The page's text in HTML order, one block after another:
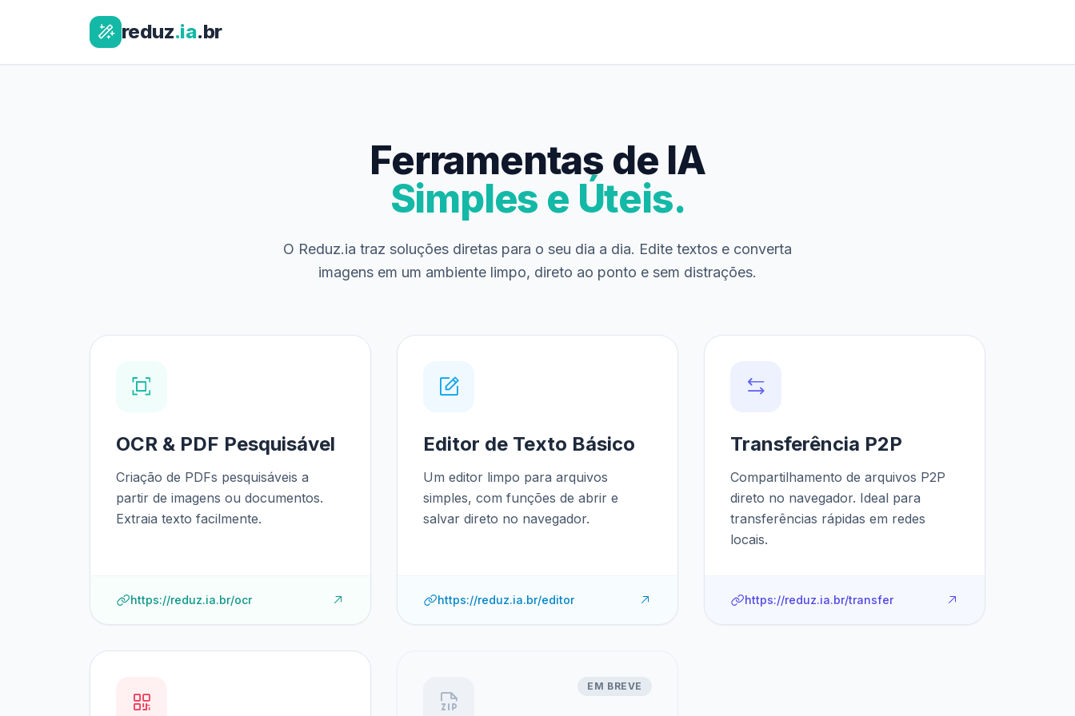
reduz.ia.br
Ferramentas de IA
Simples e Úteis.
O Reduz.ia traz soluções diretas para o seu dia a dia. Edite textos e converta
imagens em um ambiente limpo, direto ao ponto e sem distrações.
OCR & PDF Pesquisável
Criação de PDFs pesquisáveis a
partir de imagens ou documentos.
Extraia texto facilmente.
https://reduz.ia.br/ocr
Editor de Texto Básico
Um editor limpo para arquivos
simples, com funções de abrir e
salvar direto no navegador.
https://reduz.ia.br/editor
Transferência P2P
Compartilhamento de arquivos P2P
direto no navegador. Ideal para
transferências rápidas em redes
locais.
https://reduz.ia.br/transfer
EM BREVE